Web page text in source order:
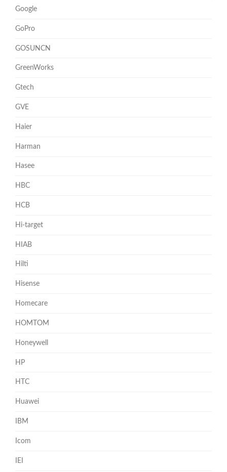
Google
GoPro
GOSUNCN
GreenWorks
Gtech
GVE
Haier
Harman
Hasee
HBC
HCB
Hi-target
HIAB
Hilti
Hisense
Homecare
HOMTOM
Honeywell
HP
HTC
Huawei
IBM
Icom
IEI